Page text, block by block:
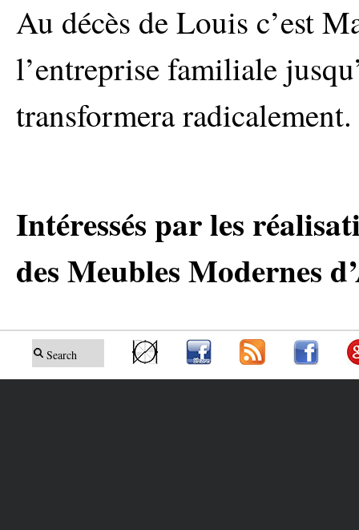
Au décès de Louis c’est
l’entreprise familiale
transformera radicalement.
Intéressés par les
des Meubles Modernes